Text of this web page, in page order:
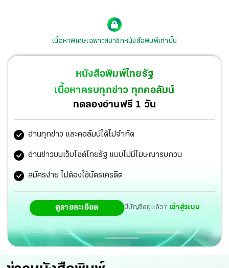
เนื้อหาพิเศษเฉพาะสมาชิกหนังสือพิมพ์เท่านั้น
หนังสือพิมพ์ไทยรัฐ
เนื้อหาครบทุกข่าว ทุกคอลัมน์
ทดลองอ่านฟรี 1 วัน
อ่านทุกข่าว และคอลัมน์ได้ไม่จำกัด
อ่านข่าวบนเว็บไซต์ไทยรัฐ แบบไม่มีโฆษณารบกวน
สมัครง่าย ไม่ต้องใช้บัตรเครดิต
ดูรายละเอียด มีบัญชีอยู่แล้ว? เข้าสู่ระบบ